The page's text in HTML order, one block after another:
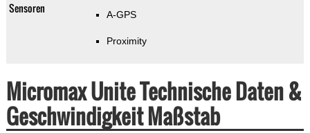
Sensoren A-GPS
Proximity
Micromax Unite Technische Daten &
Geschwindigkeit Maßstab